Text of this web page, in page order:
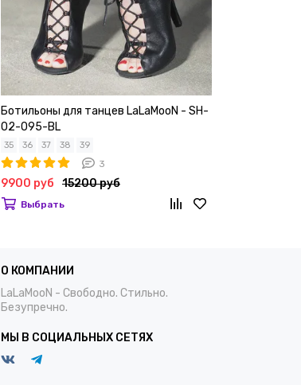
Ботильоны для танцев LaLaMooN - SH-
02-095-BL
35 36 37 38 39
3
9900 руб 15200 руб
Выбрать
О КОМПАНИИ
LaLaMooN - Свободно. Стильно.
Безупречно.
МЫ В СОЦИАЛЬНЫХ СЕТЯХ